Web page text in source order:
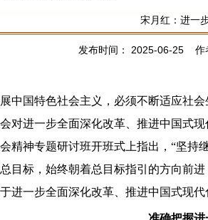
宋月红：进一
发布时间： 2025-06-25 作
国特色社会主义，必须不断适应社会
对进一步全面深化改革、推进中国式
精神专题研讨班开班式上指出，“坚
目标，始终朝着总目标指引的方向前
进一步全面深化改革、推进中国式现